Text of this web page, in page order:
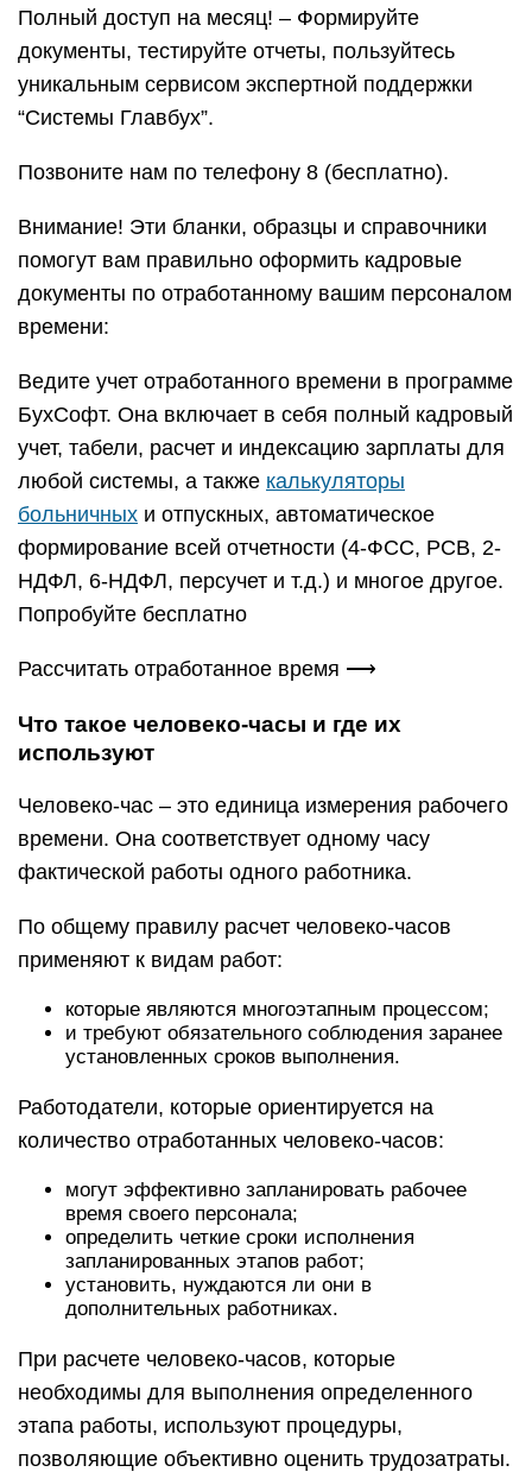
Полный доступ на месяц! – Формируйте
документы, тестируйте отчеты, пользуйтесь
уникальным сервисом экспертной поддержки
“Системы Главбух”.
Позвоните нам по телефону 8 (бесплатно).
Внимание! Эти бланки, образцы и справочники
помогут вам правильно оформить кадровые
документы по отработанному вашим персоналом
времени:
Ведите учет отработанного времени в программе
БухСофт. Она включает в себя полный кадровый
учет, табели, расчет и индексацию зарплаты для
любой системы, а также калькуляторы
больничных и отпускных, автоматическое
формирование всей отчетности (4-ФСС, РСВ, 2-
НДФЛ, 6-НДФЛ, персучет и т.д.) и многое другое.
Попробуйте бесплатно
Рассчитать отработанное время ⟶
Что такое человеко-часы и где их
используют
Человеко-час – это единица измерения рабочего
времени. Она соответствует одному часу
фактической работы одного работника.
По общему правилу расчет человеко-часов
применяют к видам работ:
которые являются многоэтапным процессом;
и требуют обязательного соблюдения заранее
установленных сроков выполнения.
Работодатели, которые ориентируется на
количество отработанных человеко-часов:
могут эффективно запланировать рабочее
время своего персонала;
определить четкие сроки исполнения
запланированных этапов работ;
установить, нуждаются ли они в
дополнительных работниках.
При расчете человеко-часов, которые
необходимы для выполнения определенного
этапа работы, используют процедуры,
позволяющие объективно оценить трудозатраты.